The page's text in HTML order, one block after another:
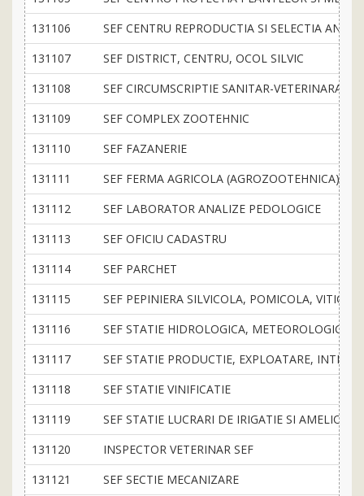
131106
SEF CENTRU REPRODUCTIA SI SELECTIA
131107
SEF DISTRICT, CENTRU, OCOL SILVIC
131108
SEF CIRCUMSCRIPTIE SANITAR-VETERINARA
131109
SEF COMPLEX ZOOTEHNIC
131110
SEF FAZANERIE
131111
SEF FERMA AGRICOLA (AGROZOOTEHNICA)
131112
SEF LABORATOR ANALIZE PEDOLOGICE
131113
SEF OFICIU CADASTRU
131114
SEF PARCHET
131115
SEF PEPINIERA SILVICOLA, POMICOLA,
131116
SEF STATIE HIDROLOGICA, METEOROLOGICA
131117
SEF STATIE PRODUCTIE, EXPLOATARE,
131118
SEF STATIE VINIFICATIE
131119
SEF STATIE LUCRARI DE IRIGATIE SI
131120
INSPECTOR VETERINAR SEF
131121
SEF SECTIE MECANIZARE